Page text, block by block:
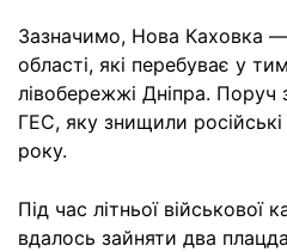
Зазначимо, Нова Каховка —
області, які перебуває у
лівобережжі Дніпра.
ГЕС, яку знищили
року.
Під час літньої військової
вдалось зайняти два